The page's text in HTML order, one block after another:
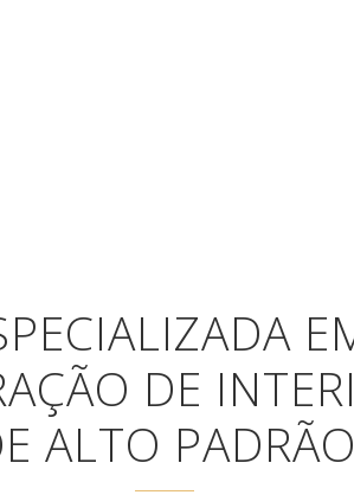
DE
ALTO PADRÃO